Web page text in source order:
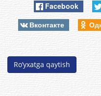
Facebook
Вконтакте
Ro’yxatga qaytish